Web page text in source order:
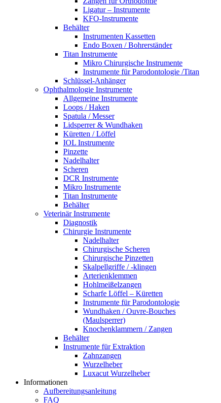
Ligatur – Instrumente
KFO-Instrumente
Behälter
Instrumenten Kassetten
Endo Boxen / Bohrerständer
Titan Instrumente
Mikro Chirurgische Instrumente
Instrumente für Parodontologie /Titan
Schlüssel-Anhänger
Ophthalmologie Instrumente
Allgemeine Instrumente
Loops / Haken
Spatula / Messer
Lidsperrer & Wundhaken
Küretten / Löffel
IOL Instrumente
Pinzette
Nadelhalter
Scheren
DCR Instrumente
Mikro Instrumente
Titan Instrumente
Behälter
Veterinär Instrumente
Diagnostik
Chirurgie Instrumente
Nadelhalter
Chirurgische Scheren
Chirurgische Pinzetten
Skalpellgriffe / -klingen
Arterienklemmen
Hohlmeißelzangen
Scharfe Löffel – Küretten
Instrumente für Parodontologie
Wundhaken / Ouvre-Bouches
(Maulsperrer)
Knochenklammern / Zangen
Behälter
Instrumente für Extraktion
Zahnzangen
Wurzelheber
Luxacut Wurzelheber
Informationen
Aufbereitungsanleitung
FAQ